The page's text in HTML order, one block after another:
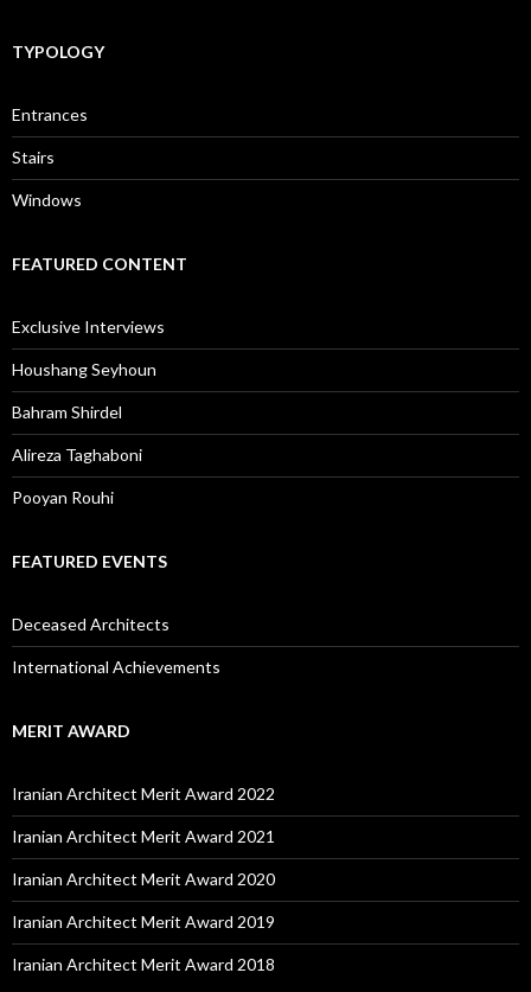
TYPOLOGY
Entrances
Stairs
Windows
FEATURED CONTENT
Exclusive Interviews
Houshang Seyhoun
Bahram Shirdel
Alireza Taghaboni
Pooyan Rouhi
FEATURED EVENTS
Deceased Architects
International Achievements
MERIT AWARD
Iranian Architect Merit Award 2022
Iranian Architect Merit Award 2021
Iranian Architect Merit Award 2020
Iranian Architect Merit Award 2019
Iranian Architect Merit Award 2018